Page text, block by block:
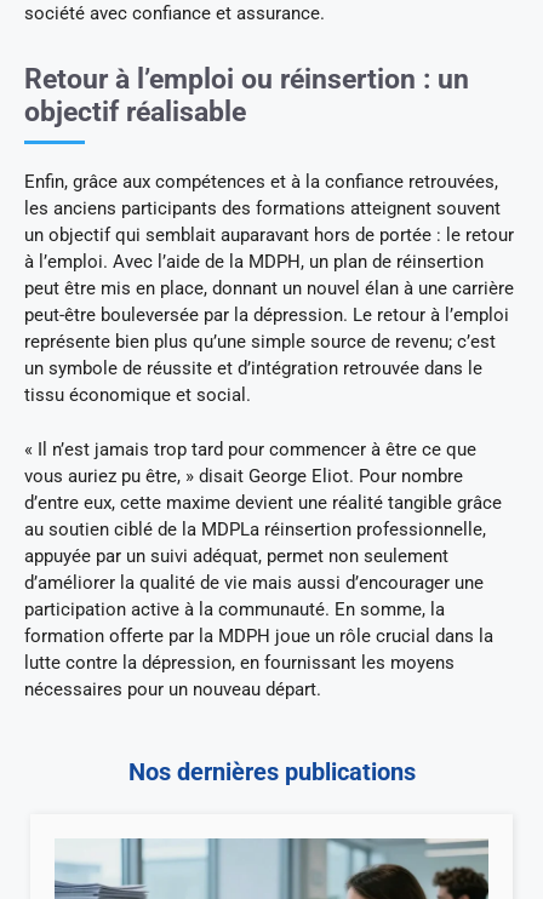
société avec confiance et assurance.
Retour à l’emploi ou réinsertion : un
objectif réalisable
Enfin, grâce aux compétences et à la confiance retrouvées,
les anciens participants des formations atteignent souvent
un objectif qui semblait auparavant hors de portée : le retour
à l’emploi. Avec l’aide de la MDPH, un plan de réinsertion
peut être mis en place, donnant un nouvel élan à une carrière
peut-être bouleversée par la dépression. Le retour à l’emploi
représente bien plus qu’une simple source de revenu; c’est
un symbole de réussite et d’intégration retrouvée dans le
tissu économique et social.
« Il n’est jamais trop tard pour commencer à être ce que
vous auriez pu être, » disait George Eliot. Pour nombre
d’entre eux, cette maxime devient une réalité tangible grâce
au soutien ciblé de la MDPLa réinsertion professionnelle,
appuyée par un suivi adéquat, permet non seulement
d’améliorer la qualité de vie mais aussi d’encourager une
participation active à la communauté. En somme, la
formation offerte par la MDPH joue un rôle crucial dans la
lutte contre la dépression, en fournissant les moyens
nécessaires pour un nouveau départ.
Nos dernières publications